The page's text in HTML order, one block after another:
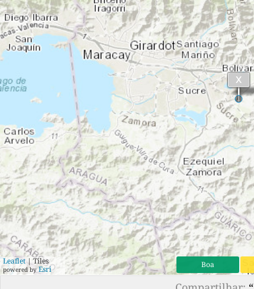
Leaflet| Tiles
powered by Esri Boa